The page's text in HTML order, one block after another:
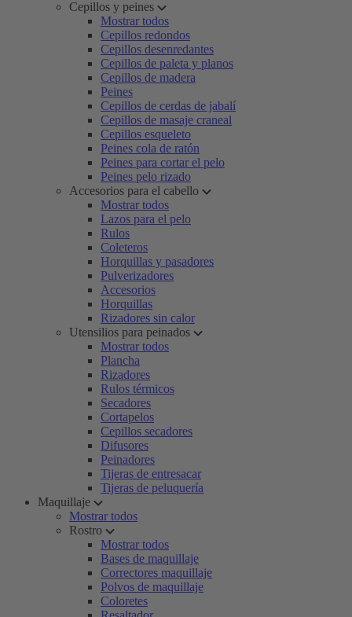
Cepillos y peines
Mostrar todos
Cepillos redondos
Cepillos desenredantes
Cepillos de paleta y planos
Cepillos de madera
Peines
Cepillos de cerdas de jabalí
Cepillos de masaje craneal
Cepillos esqueleto
Peines cola de ratón
Peines para cortar el pelo
Peines pelo rizado
Accesorios para el cabello
Mostrar todos
Lazos para el pelo
Rulos
Coleteros
Horquillas y pasadores
Pulverizadores
Accesorios
Horquillas
Rizadores sin calor
Utensilios para peinados
Mostrar todos
Plancha
Rizadores
Rulos térmicos
Secadores
Cortapelos
Cepillos secadores
Difusores
Peinadores
Tijeras de entresacar
Tijeras de peluquería
Maquillaje
Mostrar todos
Rostro
Mostrar todos
Bases de maquillaje
Correctores maquillaje
Polvos de maquillaje
Coloretes